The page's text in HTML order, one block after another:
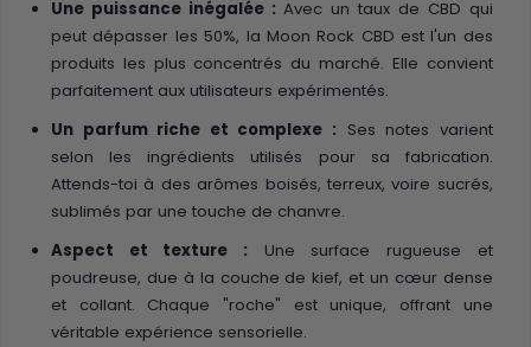
Une puissance inégalée : Avec un taux de CBD qui
peut dépasser les 50%, la Moon Rock CBD est l'un des
produits les plus concentrés du marché. Elle convient
parfaitement aux utilisateurs expérimentés.
Un parfum riche et complexe : Ses notes varient
selon les ingrédients utilisés pour sa fabrication.
Attends-toi à des arômes boisés, terreux, voire sucrés,
sublimés par une touche de chanvre.
Aspect et texture : Une surface rugueuse et
poudreuse, due à la couche de kief, et un cœur dense
et collant. Chaque "roche" est unique, offrant une
véritable expérience sensorielle.